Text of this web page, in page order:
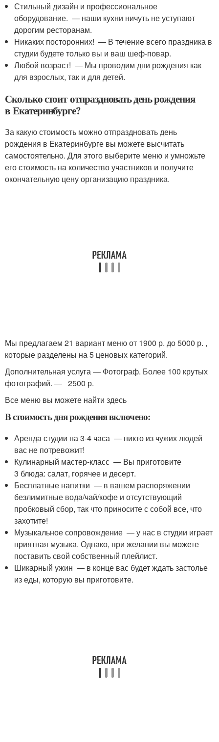
Стильный дизайн и профессиональное
оборудование. — наши кухни ничуть не уступают
дорогим ресторанам.
Никаких посторонних! — В течение всего праздника в
студии будете только вы и ваш шеф-повар.
Любой возраст! — Мы проводим дни рождения как
для взрослых, так и для детей.
Сколько стоит отпраздновать день рождения
в Екатеринбурге?
За какую стоимость можно отпраздновать день
рождения в Екатеринбурге вы можете высчитать
самостоятельно. Для этого выберите меню и умножьте
его стоимость на количество участников и получите
окончательную цену организацию праздника.
Мы предлагаем 21 вариант меню от 1900 р. до 5000 р. ,
которые разделены на 5 ценовых категорий.
Дополнительная услуга — Фотограф. Более 100 крутых
фотографий. — 2500 р.
Все меню вы можете найти здесь
В стоимость дня рождения включено:
Аренда студии на 3-4 часа — никто из чужих людей
вас не потревожит!
Кулинарный мастер-класс — Вы приготовите
3 блюда: салат, горячее и десерт.
Бесплатные напитки — в вашем распоряжении
безлимитные вода/чай/кофе и отсутствующий
пробковый сбор, так что приносите с собой все, что
захотите!
Музыкальное сопровождение — у нас в студии играет
приятная музыка. Однако, при желании вы можете
поставить свой собственный плейлист.
Шикарный ужин — в конце вас будет ждать застолье
из еды, которую вы приготовите.